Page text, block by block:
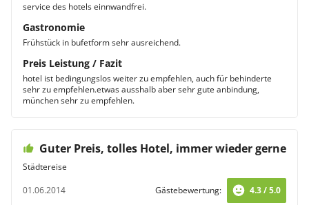
service des hotels einnwandfrei.
Gastronomie
Frühstück in bufetform sehr ausreichend.
Preis Leistung / Fazit
hotel ist bedingungslos weiter zu empfehlen, auch für behinderte
sehr zu empfehlen.etwas ausshalb aber sehr gute anbindung,
münchen sehr zu empfehlen.
Guter Preis, tolles Hotel, immer wieder gerne
Städtereise
01.06.2014
Gästebewertung: 4.3 / 5.0